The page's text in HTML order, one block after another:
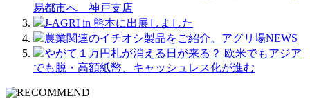
易都市へ 神戸支店
J-AGRI in 熊本に出展しました
農業関連のイチオシ製品をご紹介。アグリ場NEWS
やがて１万円札が消える日が来る？ 欧米でもアジア
でも脱・高額紙幣、キャッシュレス化が進む